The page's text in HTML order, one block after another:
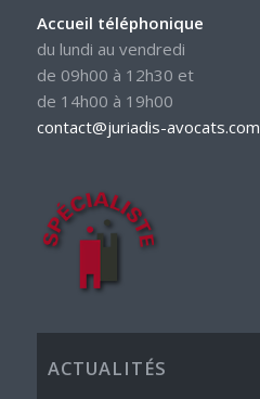
Accueil téléphonique
du lundi au vendredi
de 09h00 à 12h30 et
de 14h00 à 19h00
contact@juriadis-avocats.com
ACTUALITÉS